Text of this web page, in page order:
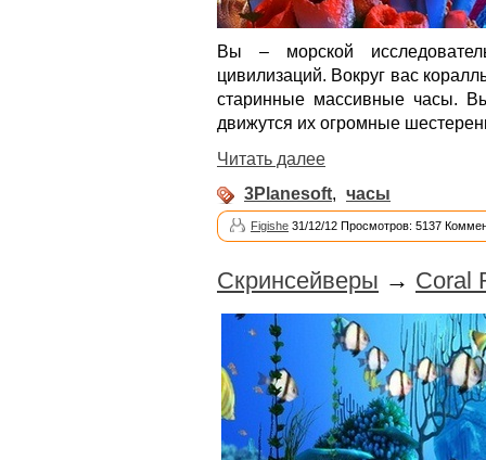
Вы – морской
цивилизаций. Вокруг вас
старинные массивные часы.
движутся их огромные
Читать далее
3Planesoft, часы
Figishe 31/12/12 Просмотров: 5137
Скринсейверы → Coral